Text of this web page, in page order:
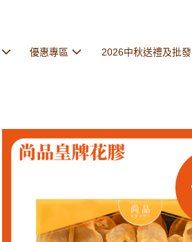
優惠專區 2026中秋送禮及批發